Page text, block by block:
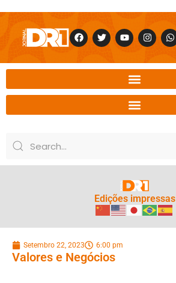
Edições impressas
Setembro 22, 2023 6:00 pm
Valores e Negócios